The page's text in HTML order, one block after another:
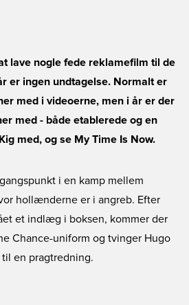
lave nogle fede reklamefilm til de
er ingen undtagelse. Normalt er
med i videoerne, men i år er der
med - både etablerede og en
med, og se My Time Is Now.
i en kamp mellem
hollænderne er i angreb. Efter
et indlæg i boksen, kommer der
Chance-uniform og tvinger Hugo
til en pragtredning.